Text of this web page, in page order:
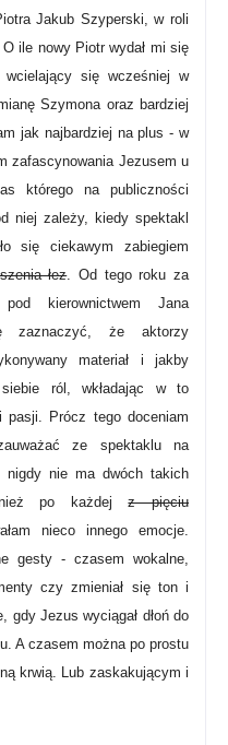
Jakub Szyperski, w roli
ile nowy Piotr wydał mi się
się wcześniej w
Szymona oraz bardziej
jak najbardziej na plus - w
zafascynowania Jezusem u
którego na publiczności
niej zależy, kiedy spektakl
się ciekawym zabiegiem
łez. Od tego roku za
pod kierownictwem Jana
zaznaczyć, że aktorzy
materiał i jakby
ról, wkładając w to
pasji. Prócz tego doceniam
ze spektaklu na
nie ma dwóch takich
po każdejz pięciu
nieco innego emocje.
gesty - czasem wokalne,
czy zmieniał się ton i
gdy Jezus wyciągał dłoń do
A czasem można po prostu
krwią. Lub zaskakującym i